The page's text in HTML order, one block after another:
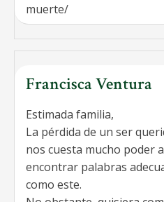
muerte/
Francisca Ventura
Estimada familia,
La pérdida de un ser
nos cuesta mucho poder
encontrar palabras
como este.